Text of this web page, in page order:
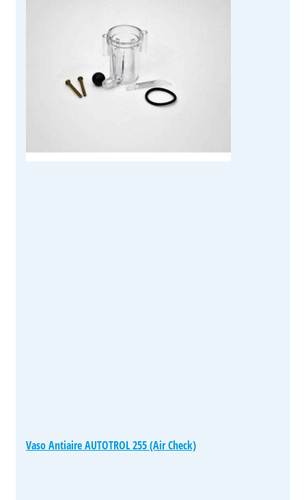
Vaso Antiaire AUTOTROL 255 (Air Check)